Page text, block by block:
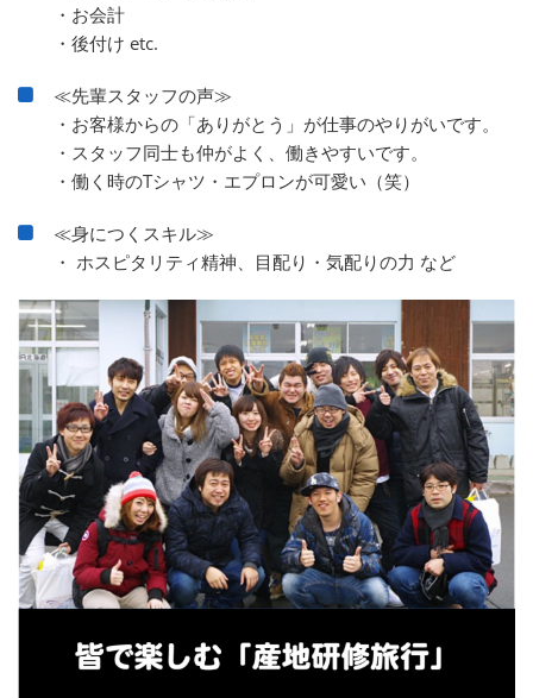
・お会計
・後付け etc.
≪先輩スタッフの声≫
・お客様からの「ありがとう」が仕事のやりがいです。
・スタッフ同士も仲がよく、働きやすいです。
・働く時のTシャツ・エプロンが可愛い（笑）
≪身につくスキル≫
・ ホスピタリティ精神、目配り・気配りの力 など